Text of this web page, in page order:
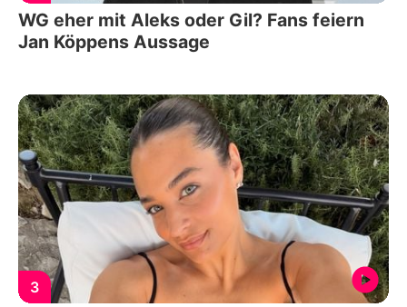
WG eher mit Aleks oder Gil? Fans feiern
Jan Köppens Aussage
3